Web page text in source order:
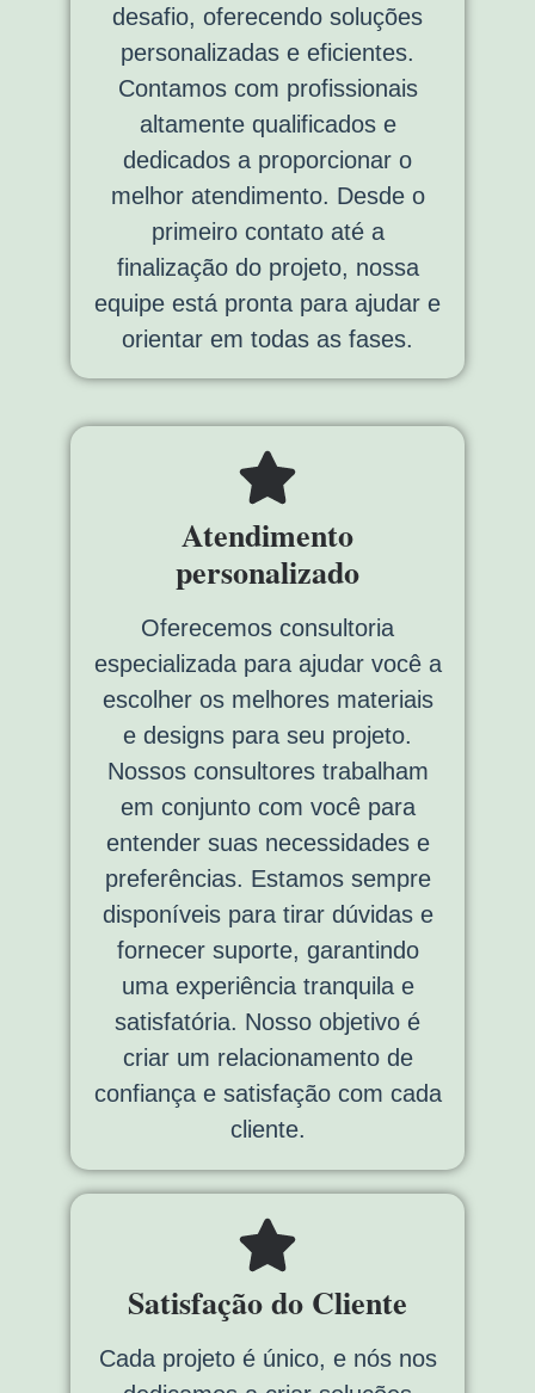
desafio, oferecendo soluções
personalizadas e eficientes.
Contamos com profissionais
altamente qualificados e
dedicados a proporcionar o
melhor atendimento. Desde o
primeiro contato até a
finalização do projeto, nossa
equipe está pronta para ajudar e
orientar em todas as fases.
Atendimento
personalizado
Oferecemos consultoria
especializada para ajudar você a
escolher os melhores materiais
e designs para seu projeto.
Nossos consultores trabalham
em conjunto com você para
entender suas necessidades e
preferências. Estamos sempre
disponíveis para tirar dúvidas e
fornecer suporte, garantindo
uma experiência tranquila e
satisfatória. Nosso objetivo é
criar um relacionamento de
confiança e satisfação com cada
cliente.
Satisfação do Cliente
Cada projeto é único, e nós nos